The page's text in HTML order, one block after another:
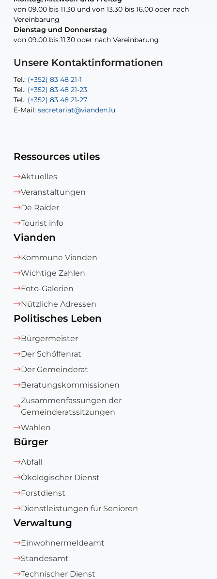
von 09.00 bis 11.30 und von 13.30 bis 16.00 oder nach
Vereinbarung
Dienstag und Donnerstag
von 09.00 bis 11.30 oder nach Vereinbarung
Unsere Kontaktinformationen
Tel.: (+352) 83 48 21-1
Tel.: (+352) 83 48 21-23
Tel.: (+352) 83 48 21-27
E-Mail: secretariat@vianden.lu
von 09.00 bis 11.30 und von 13.30 bis 16.00 oder nach
Vereinbarung
Dienstag und Donnerstag
von 09.00 bis 11.30 oder nach Vereinbarung
Tel.: (+352) 83 48 21-20
Tel.: (+352) 83 48 21-22
E-Mail:sofia.carvalho@vianden.lu
E-Mail: diane.storn@vianden.lu
Tel.: (+352) 83 48 21-24
E-Mail: aisha.abdullah@vianden.lu
E-Mail:jos.cormemans@vianden.lu
Tel.: (+352) 83 48 21-51
E-Mail:atelier@vianden.lu
Ressources utiles
Aktuelles
Veranstaltungen
De Raider
Tourist info
Vianden
Kommune Vianden
Wichtige Zahlen
Foto-Galerien
Nützliche Adressen
Politisches Leben
Bürgermeister
Der Schöffenrat
Der Gemeinderat
Beratungskommissionen
Zusammenfassungen der
Gemeinderatssitzungen
Wahlen
Bürger
Abfall
Ökologischer Dienst
Forstdienst
Dienstleistungen für Senioren
Verwaltung
Einwohnermeldeamt
Standesamt
Technischer Dienst